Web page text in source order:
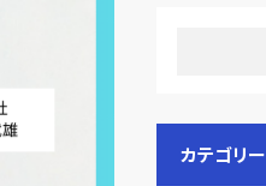
カテゴリー